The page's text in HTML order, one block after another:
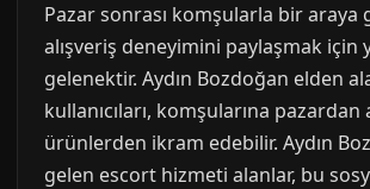
Pazar sonrası komşularla bir araya
alışveriş deneyimini paylaşmak için
gelenektir. Aydın Bozdoğan elden
kullanıcıları, komşularına pazardan
ürünlerden ikram edebilir. Aydın
gelen escort hizmeti alanlar, bu